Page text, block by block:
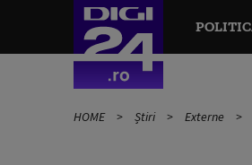
HOME Știri Externe